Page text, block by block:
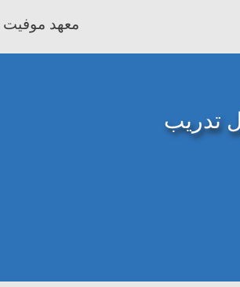
معهد موفيت
تدريب